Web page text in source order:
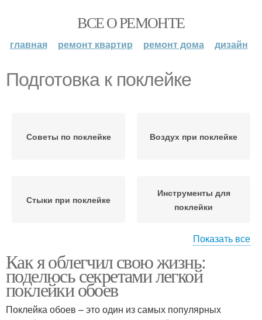
ВСЕ О РЕМОНТЕ
главная ремонт квартир ремонт дома дизайн
Подготовка к поклейке
Советы по поклейке Воздух при поклейке
Стыки при поклейке
Инструменты для
поклейки
Пузыри при поклейке Шаги по поклейке
Показать все
Как я облегчил свою жизнь:
поделюсь секретами легкой
поклейки обоев
Поклейка обоев – это один из самых популярных